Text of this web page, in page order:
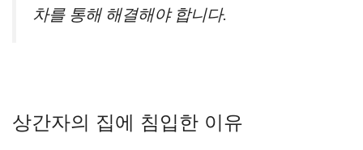
차를 통해 해결해야 합니다.
상간자의 집에 침입한 이유